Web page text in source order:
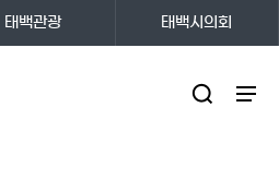
태백관광 태백시의회